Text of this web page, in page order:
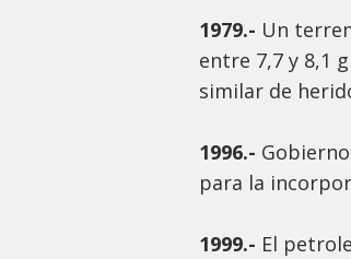
1979.- Un
entre 7,7 y 8,1
similar de
1996.-
para la
1999.- El